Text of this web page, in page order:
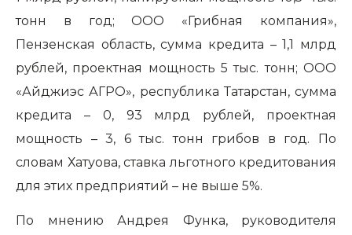
тонн в год; ООО «Грибная компания»,
Пензенская область, сумма кредита – 1,1 млрд
рублей, проектная мощность 5 тыс. тонн; ООО
«Айджиэс АГРО», республика Татарстан, сумма
кредита – 0, 93 млрд рублей, проектная
мощность – 3, 6 тыс. тонн грибов в год. По
словам Хатуова, ставка льготного кредитования
для этих предприятий – не выше 5%.
По мнению Андрея Функа, руководителя